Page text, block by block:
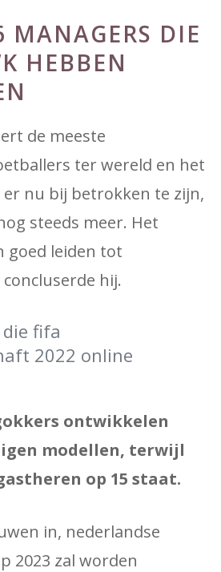
MANAGERS DIE
HEBBEN
de meeste
ter wereld en het
nu bij betrokken te zijn,
steeds meer. Het
goed leiden tot
hij.
fifa
2022 online
ontwikkelen
modellen, terwijl
op 15 staat.
in, nederlandse
2023 zal worden